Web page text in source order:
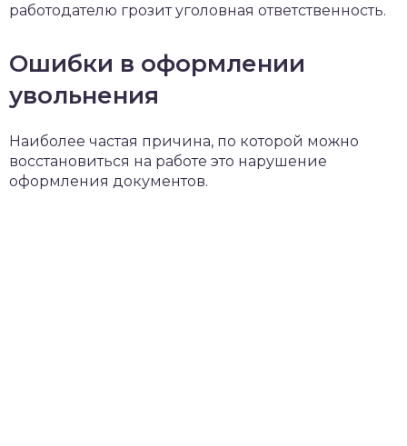
работодателю грозит уголовная ответственность.
Ошибки в оформлении
увольнения
Наиболее частая причина, по которой можно
восстановиться на работе это нарушение
оформления документов.